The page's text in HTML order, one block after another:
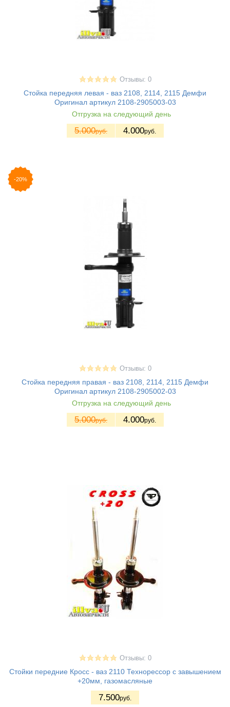
Отзывы: 0
Стойка передняя левая - ваз 2108, 2114, 2115 Демфи
Оригинал артикул 2108-2905003-03
Отгрузка на следующий день
5.000руб. 4.000руб.
-20%
Отзывы: 0
Стойка передняя правая - ваз 2108, 2114, 2115 Демфи
Оригинал артикул 2108-2905002-03
Отгрузка на следующий день
5.000руб. 4.000руб.
Отзывы: 0
Стойки передние Кросс - ваз 2110 Технорессор с завышением
+20мм, газомасляные
7.500руб.